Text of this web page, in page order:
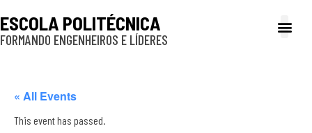
ESCOLA POLITÉCNICA
FORMANDO ENGENHEIROS E LÍDERES
« All Events
This event has passed.